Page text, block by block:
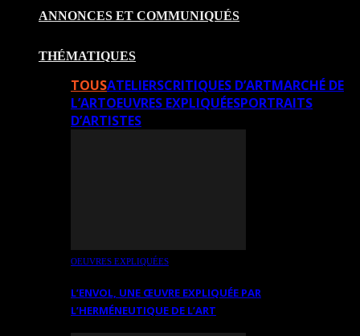
ANNONCES ET COMMUNIQUÉS
THÉMATIQUES
TOUSATELIERSCRITIQUES D’ARTMARCHÉ DE
L’ARTOEUVRES EXPLIQUÉESPORTRAITS
D’ARTISTES
OEUVRES EXPLIQUÉES
L’ENVOL, UNE ŒUVRE EXPLIQUÉE PAR
L’HERMÉNEUTIQUE DE L’ART